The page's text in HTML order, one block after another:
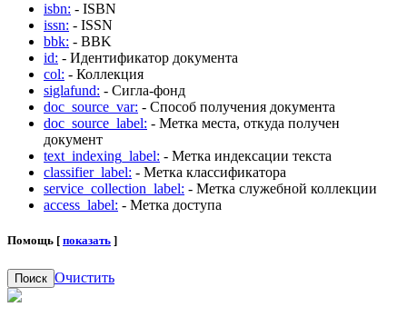
isbn: - ISBN
issn: - ISSN
bbk: - BBK
id: - Идентификатор документа
col: - Коллекция
siglafund: - Сигла-фонд
doc_source_var: - Способ получения документа
doc_source_label: - Метка места, откуда получен
документ
text_indexing_label: - Метка индексации текста
classifier_label: - Метка классификатора
service_collection_label: - Метка служебной коллекции
access_label: - Метка доступа
Помощь [ показать ]
Поиск Очистить